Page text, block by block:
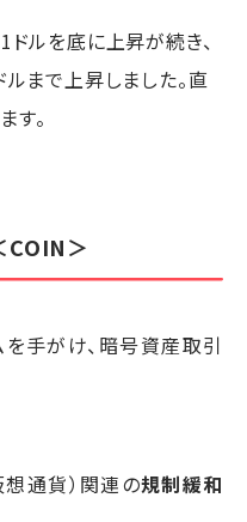
ドルを底に上昇が続き、
まで上昇しました。直
す。
COIN＞
手がけ、暗号資産取引
想通貨）関連の規制緩和